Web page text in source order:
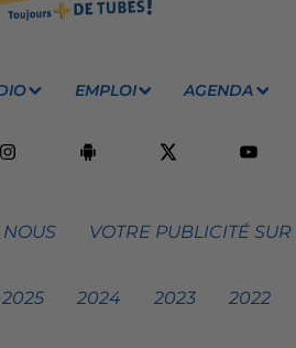
EMPLOI AGENDA
NOUS VOTRE PUBLICITÉ
2025 2024 2023 2022